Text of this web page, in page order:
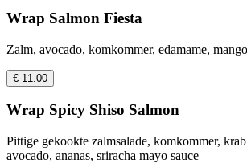
Wrap Salmon Fiesta
Zalm, avocado, komkommer, edamame,
€ 11.00
Wrap Spicy Shiso Salmon
Pittige gekookte zalmsalade, komkommer,
avocado, ananas, sriracha mayo sauce